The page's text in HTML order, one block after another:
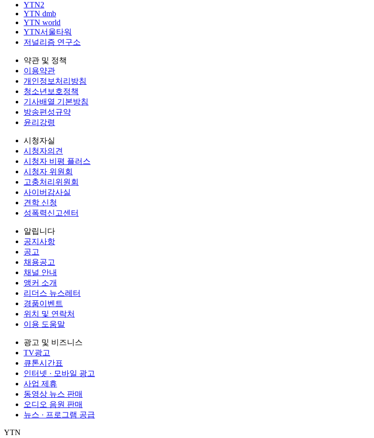
YTN2
YTN dmb
YTN world
YTN서울타워
저널리즘 연구소
약관 및 정책
이용약관
개인정보처리방침
청소년보호정책
기사배열 기본방침
방송편성규약
윤리강령
시청자실
시청자의견
시청자 비평 플러스
시청자 위원회
고충처리위원회
사이버감사실
견학 신청
성폭력신고센터
알립니다
공지사항
공고
채용공고
채널 안내
앵커 소개
리더스 뉴스레터
경품이벤트
위치 및 연락처
이용 도움말
광고 및 비즈니스
TV광고
큐톤시간표
인터넷 · 모바일 광고
사업 제휴
동영상 뉴스 판매
오디오 음원 판매
뉴스 · 프로그램 공급
YTN